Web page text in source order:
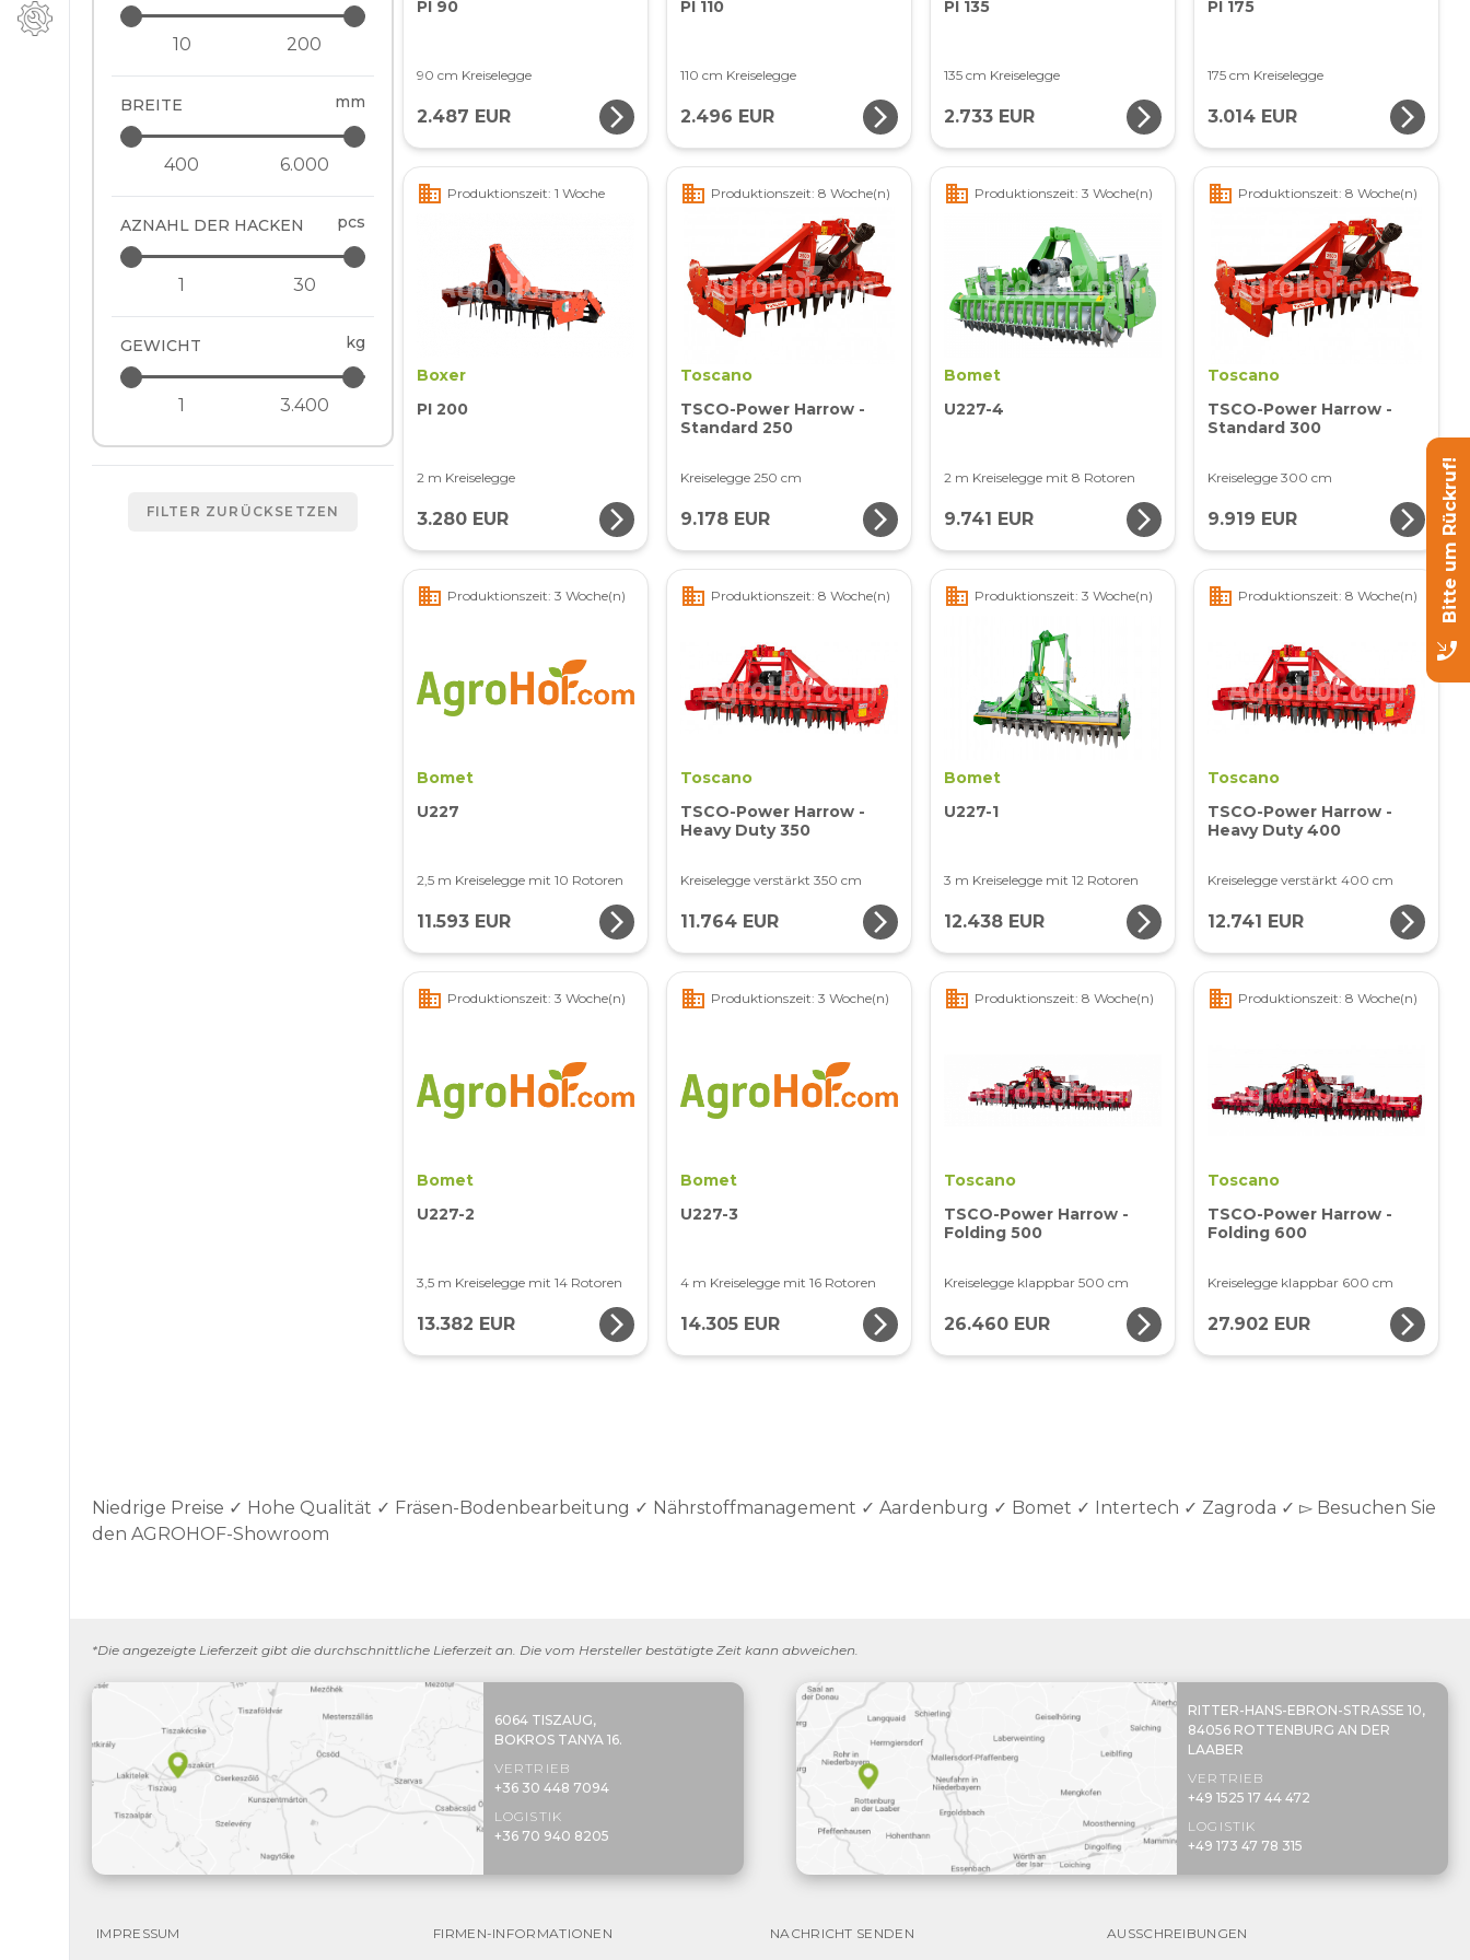
BREITE mm
AZNAHL DER HACKEN pcs
GEWICHT kg
FILTER ZURÜCKSETZEN
PI 90
90 cm Kreiselegge
2.487 EUR arrow_forward_ios
PI 110
110 cm Kreiselegge
2.496 EUR arrow_forward_ios
PI 135
135 cm Kreiselegge
2.733 EUR arrow_forward_ios
PI 175
175 cm Kreiselegge
3.014 EUR arrow_forward_ios
business Produktionszeit: 1 Woche
Boxer
PI 200
2 m Kreiselegge
3.280 EUR arrow_forward_ios
business Produktionszeit: 8 Woche(n)
Toscano
TSCO-Power Harrow -
Standard 250
Kreiselegge 250 cm
9.178 EUR arrow_forward_ios
business Produktionszeit: 3 Woche(n)
Bomet
U227-4
2 m Kreiselegge mit 8 Rotoren
9.741 EUR arrow_forward_ios
business Produktionszeit: 8 Woche(n)
Toscano
TSCO-Power Harrow -
Standard 300
Kreiselegge 300 cm
9.919 EUR arrow_forward_ios
business Produktionszeit: 3 Woche(n)
Bomet
U227
2,5 m Kreiselegge mit 10 Rotoren
11.593 EUR arrow_forward_ios
business Produktionszeit: 8 Woche(n)
Toscano
TSCO-Power Harrow -
Heavy Duty 350
Kreiselegge verstärkt 350 cm
11.764 EUR arrow_forward_ios
business Produktionszeit: 3 Woche(n)
Bomet
U227-1
3 m Kreiselegge mit 12 Rotoren
12.438 EUR arrow_forward_ios
business Produktionszeit: 8 Woche(n)
Toscano
TSCO-Power Harrow -
Heavy Duty 400
Kreiselegge verstärkt 400 cm
12.741 EUR arrow_forward_ios
business Produktionszeit: 3 Woche(n)
Bomet
U227-2
3,5 m Kreiselegge mit 14 Rotoren
13.382 EUR arrow_forward_ios
business Produktionszeit: 3 Woche(n)
Bomet
U227-3
4 m Kreiselegge mit 16 Rotoren
14.305 EUR arrow_forward_ios
business Produktionszeit: 8 Woche(n)
Toscano
TSCO-Power Harrow -
Folding 500
Kreiselegge klappbar 500 cm
26.460 EUR arrow_forward_ios
business Produktionszeit: 8 Woche(n)
Toscano
TSCO-Power Harrow -
Folding 600
Kreiselegge klappbar 600 cm
27.902 EUR arrow_forward_ios
Niedrige Preise ✓ Hohe Qualität ✓ Fräsen-Bodenbearbeitung ✓ Nährstoffmanagement ✓ Aardenburg ✓ Bomet ✓ Intertech ✓ Zagroda ✓ ▻ Besuchen Sie
den AGROHOF-Showroom
*Die angezeigte Lieferzeit gibt die durchschnittliche Lieferzeit an. Die vom Hersteller bestätigte Zeit kann abweichen.
6064 TISZAUG,
BOKROS TANYA 16.
VERTRIEB
+36 30 448 7094
LOGISTIK
+36 70 940 8205
RITTER-HANS-EBRON-STRASSE 10,
84056 ROTTENBURG AN DER
LAABER
VERTRIEB
+49 1525 17 44 472
LOGISTIK
+49 173 47 78 315
IMPRESSUM FIRMEN-INFORMATIONEN NACHRICHT SENDEN
AUSSCHREIBUNGEN
phone_callback
Bitte um Rückruf!